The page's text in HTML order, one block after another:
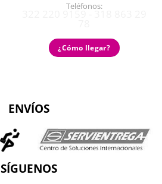
Teléfonos:
¿Cómo llegar?
ENVÍOS
SÍGUENOS